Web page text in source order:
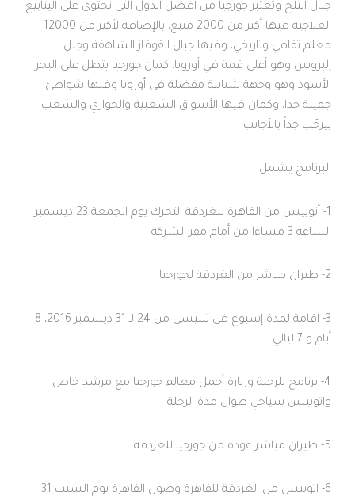
جبال التلج وتعتبر جورجيا من أفضل الدول التى تحتوي على الينابيع
العلاجية فيها أكتر من 2000 منبع، بالإضافة لأكتر من 12000
معلم ثقافي وتاريخي، وفيها جبال القوقاز الشاهقة وجبل
إلبروس وهو أعلى قمة في أوروبا، كمان جورجيا بتطل على البحر
الأسود وهو وجهة شبابية مفضلة فى أوروبا وفيها شواطئ
جميلة جدا، وكمان فيها الأسواق الشعبية والحواري والشعب
بيرحّب جداً بالأجانب.
البرنامج يشمل:
1- أتوبيس من القاهرة للغردقة التحرك يوم الجمعة 23 ديسمبر
الساعة 3 مساءا من أمام مقر الشركة
2- طيران مباشر من الغردقة لجورجيا
3- اقامة لمدة إسبوع فى تبليسي من 24 لـ 31 ديسمبر 2016، 8
أيام و 7 ليالي
4- برنامج للرحلة وزيارة أجمل معالم جورجيا مع مرشد خاص
واتوبيس سياحي طوال مدة الرحلة
5- طيران مباشر عودة من جورجيا للغردقة
6- اتوبيس من الغردقة للقاهرة وصول القاهرة يوم السبت 31